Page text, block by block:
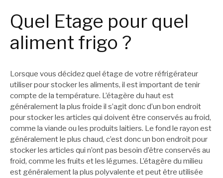
Quel Etage pour quel
aliment frigo ?
Lorsque vous décidez quel étage de votre réfrigérateur
utiliser pour stocker les aliments, il est important de tenir
compte de la température. L’étagère du haut est
généralement la plus froide il s’agit donc d’un bon endroit
pour stocker les articles qui doivent être conservés au froid,
comme la viande ou les produits laitiers. Le fond le rayon est
généralement le plus chaud, c’est donc un bon endroit pour
stocker les articles qui n’ont pas besoin d’être conservés au
froid, comme les fruits et les légumes. L’étagère du milieu
est généralement la plus polyvalente et peut être utilisée